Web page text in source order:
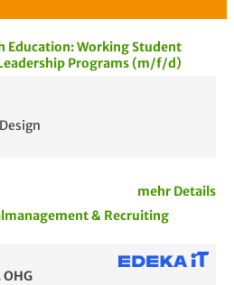
Education: Working Student
Programs (m/f/d)
mehr Details
& Recruiting